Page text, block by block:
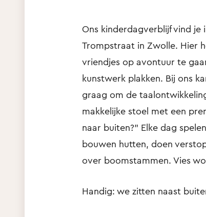
Ons kinderdagverblijf vind
Trompstraat in Zwolle. Hier
vriendjes op avontuur te
kunstwerk plakken. Bij ons
graag om de
makkelijke stoel met een
naar buiten?” Elke dag
bouwen hutten, doen
over boomstammen. Vies
Handig: we zitten naast